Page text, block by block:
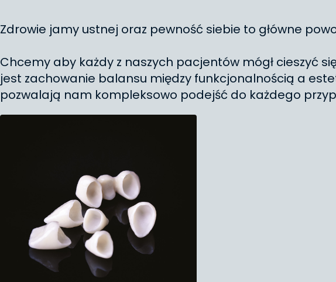
Zdrowie jamy ustnej oraz pewność siebie to główne
Chcemy aby każdy z naszych pacjentów mógł cieszyć
jest zachowanie balansu między funkcjonalnością a
pozwalają nam kompleksowo podejść do każdego